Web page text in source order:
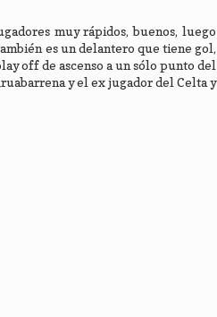
muy rápidos, buenos, luego
es un delantero que tiene gol,
off de ascenso a un sólo punto del
y el ex jugador del Celta y